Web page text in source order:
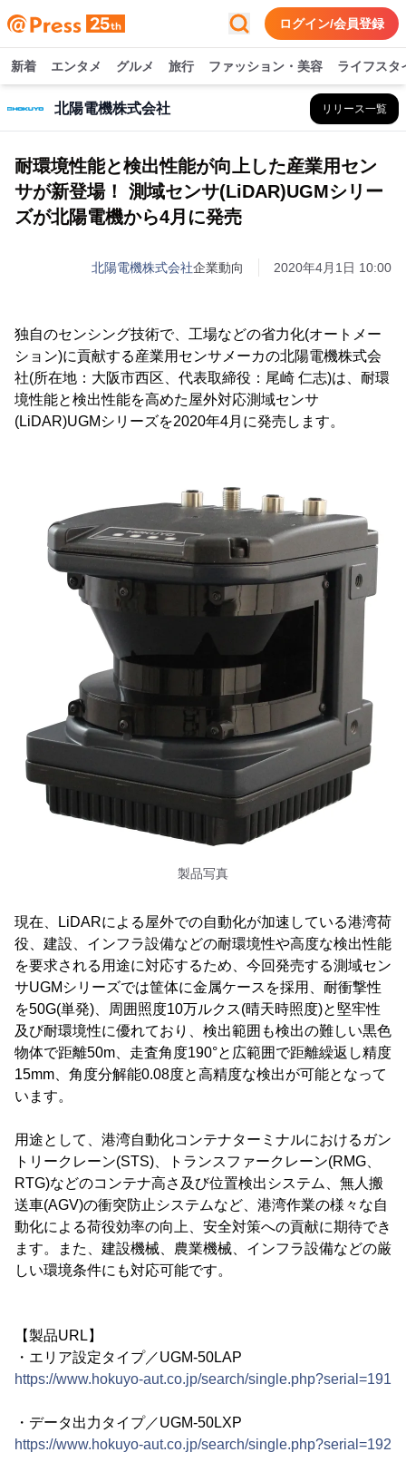
ログイン/会員登録
新着 エンタメ グルメ 旅行 ファッション・美容 ライフスタ
北陽電機株式会社 リリース一覧
耐環境性能と検出性能が向上した産業用セン
サが新登場！ 測域センサ(LiDAR)UGMシリー
ズが北陽電機から4月に発売
北陽電機株式会社企業動向 2020年4月1日 10:00
独自のセンシング技術で、工場などの省力化(オートメー
ション)に貢献する産業用センサメーカの北陽電機株式会
社(所在地：大阪市西区、代表取締役：尾崎 仁志)は、耐環
境性能と検出性能を高めた屋外対応測域センサ
(LiDAR)UGMシリーズを2020年4月に発売します。
製品写真
現在、LiDARによる屋外での自動化が加速している港湾荷
役、建設、インフラ設備などの耐環境性や高度な検出性能
を要求される用途に対応するため、今回発売する測域セン
サUGMシリーズでは筐体に金属ケースを採用、耐衝撃性
を50G(単発)、周囲照度10万ルクス(晴天時照度)と堅牢性
及び耐環境性に優れており、検出範囲も検出の難しい黒色
物体で距離50m、走査角度190°と広範囲で距離繰返し精度
15mm、角度分解能0.08度と高精度な検出が可能となって
います。
用途として、港湾自動化コンテナターミナルにおけるガン
トリークレーン(STS)、トランスファークレーン(RMG、
RTG)などのコンテナ高さ及び位置検出システム、無人搬
送車(AGV)の衝突防止システムなど、港湾作業の様々な自
動化による荷役効率の向上、安全対策への貢献に期待でき
ます。また、建設機械、農業機械、インフラ設備などの厳
しい環境条件にも対応可能です。
【製品URL】
・エリア設定タイプ／UGM-50LAP
https://www.hokuyo-aut.co.jp/search/single.php?serial=191
・データ出力タイプ／UGM-50LXP
https://www.hokuyo-aut.co.jp/search/single.php?serial=192